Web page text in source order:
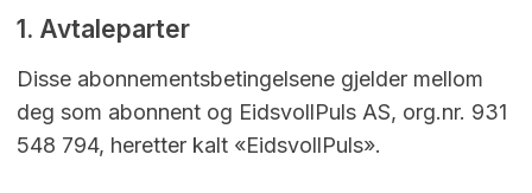
1. Avtaleparter
Disse abonnementsbetingelsene gjelder mellom
deg som abonnent og EidsvollPuls AS, org.nr. 931
548 794, heretter kalt «EidsvollPuls».